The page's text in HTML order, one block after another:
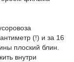
(!) и за 16
плоский блин.
внутри